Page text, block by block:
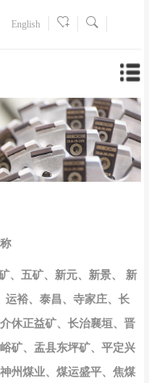
English
、五矿、新元、新景、 新
运裕、泰昌、寺家庄、长
休正益矿、长治襄垣、晋
矿、盂县东坪矿、平定兴
州煤业、煤运盛平、焦煤